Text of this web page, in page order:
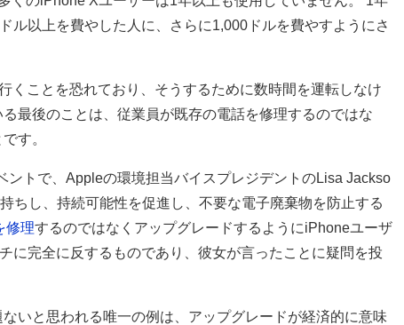
ル以上を費やした人に、さらに1,000ドルを費やすようにさ
くことを恐れており、そうするために数時間を運転しなけ
最後のことは、従業員が既存の電話を修理するのではな
す。
ントで、Appleの環境担当バイスプレジデントのLisa Jackso
ちし、持続可能性を促進し、不要な電子廃棄物を防止する
修理するのではなくアップグレードするようにiPhoneユーザ
に完全に反するものであり、彼女が言ったことに疑問を投
いと思われる唯一の例は、アップグレードが経済的に意味